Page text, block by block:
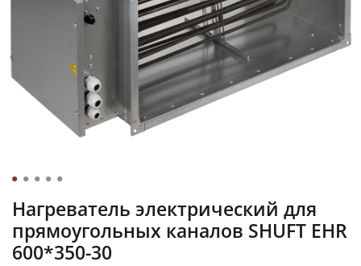
Нагреватель электрический для
прямоугольных каналов SHUFT EHR
600*350-30